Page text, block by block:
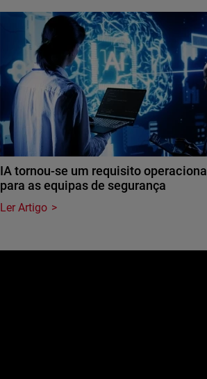
IA tornou-se um requisito operacional
para as equipas de segurança
Ler Artigo